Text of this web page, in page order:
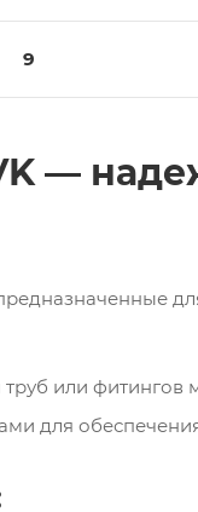
9
—
или
для